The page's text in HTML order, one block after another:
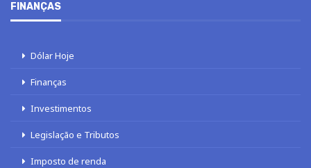
FINANÇAS
Dólar Hoje
Finanças
Investimentos
Legislação e Tributos
Imposto de renda